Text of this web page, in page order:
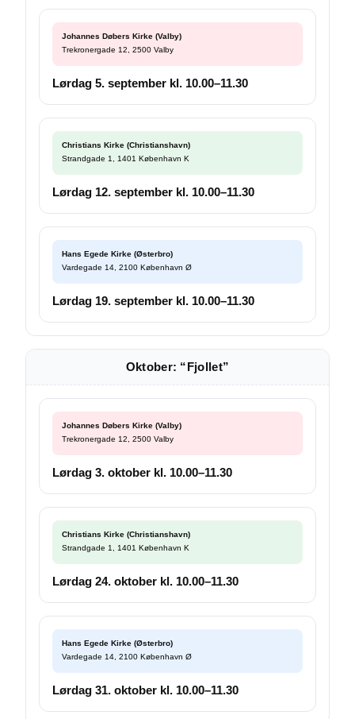
Johannes Døbers Kirke (Valby)
Trekronergade 12, 2500 Valby
Lørdag 5. september kl. 10.00–11.30
Christians Kirke (Christianshavn)
Strandgade 1, 1401 København K
Lørdag 12. september kl. 10.00–11.30
Hans Egede Kirke (Østerbro)
Vardegade 14, 2100 København Ø
Lørdag 19. september kl. 10.00–11.30
Oktober: “Fjollet”
Johannes Døbers Kirke (Valby)
Trekronergade 12, 2500 Valby
Lørdag 3. oktober kl. 10.00–11.30
Christians Kirke (Christianshavn)
Strandgade 1, 1401 København K
Lørdag 24. oktober kl. 10.00–11.30
Hans Egede Kirke (Østerbro)
Vardegade 14, 2100 København Ø
Lørdag 31. oktober kl. 10.00–11.30